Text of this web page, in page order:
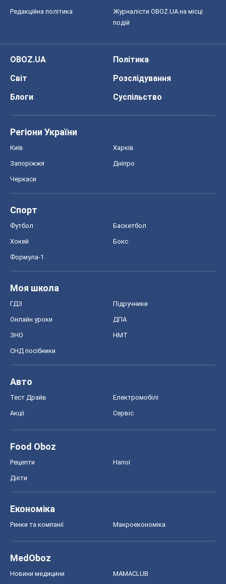
Редакційна політика
Журналісти OBOZ.UA на місці
подій
OBOZ.UA
Політика
Світ
Розслідування
Блоги
Суспільство
Регіони України
Київ Харків
Запоріжжя Дніпро
Черкаси
Спорт
Футбол Баскетбол
Хокей Бокс
Формула-1
Моя школа
ГДЗ Підручники
Онлайн уроки ДПА
ЗНО НМТ
СНД посібники
Авто
Тест Драйв Електромобілі
Акції Сервіс
Food Oboz
Рецепти Напої
Дієти
Економіка
Ринки та компанії Макроекономіка
MedOboz
Новини медицини MAMACLUB